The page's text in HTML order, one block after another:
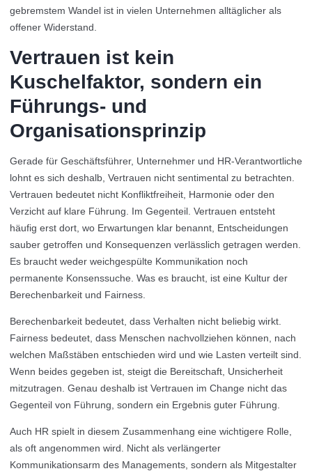
gebremstem Wandel ist in vielen Unternehmen alltäglicher als
offener Widerstand.
Vertrauen ist kein
Kuschelfaktor, sondern ein
Führungs- und
Organisationsprinzip
Gerade für Geschäftsführer, Unternehmer und HR-Verantwortliche
lohnt es sich deshalb, Vertrauen nicht sentimental zu betrachten.
Vertrauen bedeutet nicht Konfliktfreiheit, Harmonie oder den
Verzicht auf klare Führung. Im Gegenteil. Vertrauen entsteht
häufig erst dort, wo Erwartungen klar benannt, Entscheidungen
sauber getroffen und Konsequenzen verlässlich getragen werden.
Es braucht weder weichgespülte Kommunikation noch
permanente Konsenssuche. Was es braucht, ist eine Kultur der
Berechenbarkeit und Fairness.
Berechenbarkeit bedeutet, dass Verhalten nicht beliebig wirkt.
Fairness bedeutet, dass Menschen nachvollziehen können, nach
welchen Maßstäben entschieden wird und wie Lasten verteilt sind.
Wenn beides gegeben ist, steigt die Bereitschaft, Unsicherheit
mitzutragen. Genau deshalb ist Vertrauen im Change nicht das
Gegenteil von Führung, sondern ein Ergebnis guter Führung.
Auch HR spielt in diesem Zusammenhang eine wichtigere Rolle,
als oft angenommen wird. Nicht als verlängerter
Kommunikationsarm des Managements, sondern als Mitgestalter